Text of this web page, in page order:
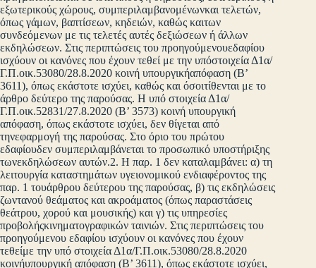
εξωτερικούς χώρους, συμπεριλαμβανομένωνκαι τελετών,
όπως γάμων, βαπτίσεων, κηδειών, καθώς καιτων
συνδεόμενων με τις τελετές αυτές δεξιώσεων ή άλλων
εκδηλώσεων. Στις περιπτώσεις του προηγούμενουεδαφίου
ισχύουν οι κανόνες που έχουν τεθεί με την υπόστοιχεία Δ1α/
Γ.Π.οικ.53080/28.8.2020 κοινή υπουργικήαπόφαση (Β’
3611), όπως εκάστοτε ισχύει, καθώς και όσοιτίθενται με το
άρθρο δεύτερο της παρούσας. Η υπό στοιχεία Δ1α/
Γ.Π.οικ.52831/27.8.2020 (Β’ 3573) κοινή υπουργική
απόφαση, όπως εκάστοτε ισχύει, δεν θίγεται από
τηνεφαρμογή της παρούσας. Στο όριο του πρώτου
εδαφίουδεν συμπεριλαμβάνεται το προσωπικό υποστήριξης
τωνεκδηλώσεων αυτών.2. Η παρ. 1 δεν καταλαμβάνει: α) τη
λειτουργία καταστημάτων υγειονομικού ενδιαφέροντος της
παρ. 1 τουάρθρου δεύτερου της παρούσας, β) τις εκδηλώσεις
ζωντανού θεάματος και ακροάματος (όπως παραστάσεις
θεάτρου, χορού και μουσικής) και γ) τις υπηρεσίες
προβολήςκινηματογραφικών ταινιών. Στις περιπτώσεις του
προηγούμενου εδαφίου ισχύουν οι κανόνες που έχουν
τεθείμε την υπό στοιχεία Δ1α/Γ.Π.οικ.53080/28.8.2020
κοινήυπουργική απόφαση (Β’ 3611), όπως εκάστοτε ισχύει,